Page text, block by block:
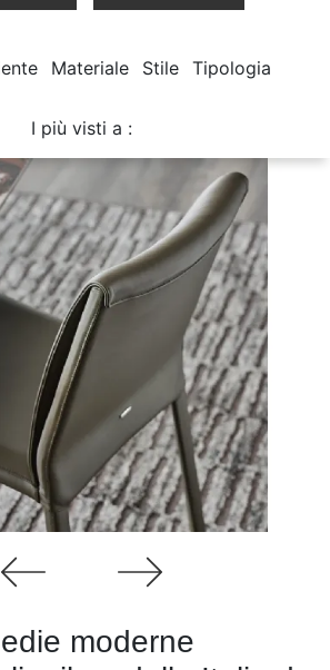
Materiale Stile Tipologia
I più visti a :
moderne